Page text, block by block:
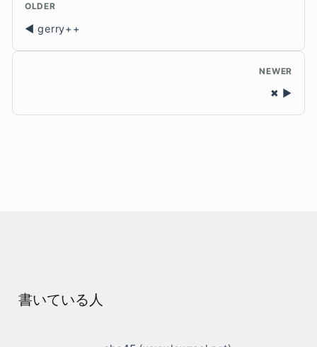
OLDER
gerry++
NEWER
✖
書いている人